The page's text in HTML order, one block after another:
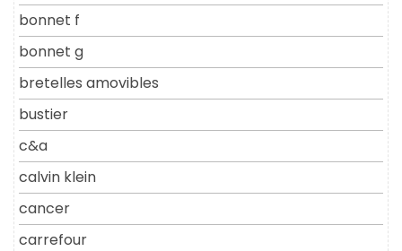
bonnet f
bonnet g
bretelles amovibles
bustier
c&a
calvin klein
cancer
carrefour